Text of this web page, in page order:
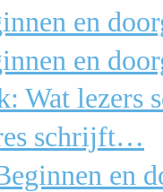
en
en
Wat lezers
schrijft…
en